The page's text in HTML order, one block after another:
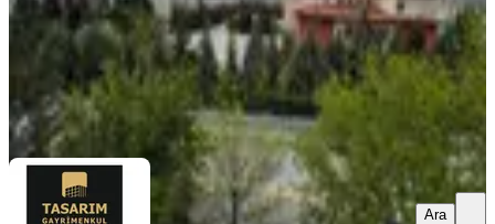
TASARIM GAYRİMENKULTASARIM GAYRİMENKUL
Ara
Ara